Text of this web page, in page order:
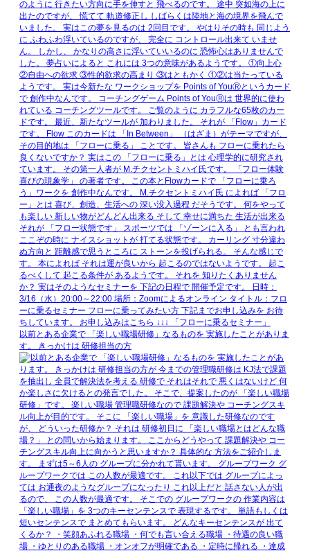
以前とある企業で 「楽しい職場研修」なるものを 実施したことがありま
す。 きっかけは 研修担当の方